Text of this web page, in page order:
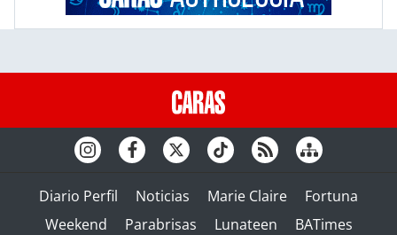
Diario Perfil Noticias Marie Claire
Fortuna
Weekend
Parabrisas Lunateen BATimes